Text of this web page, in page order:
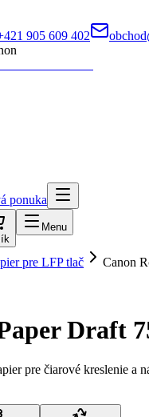
905 609 402
ponuka
Menu
pre LFP tlač
Canon
Draft
pre čiarové kreslenie a